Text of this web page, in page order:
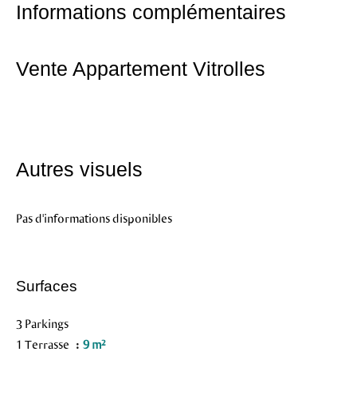
Informations complémentaires
Vente Appartement Vitrolles
Autres visuels
Pas d'informations disponibles
Surfaces
3 Parkings
1 Terrasse
9 m²